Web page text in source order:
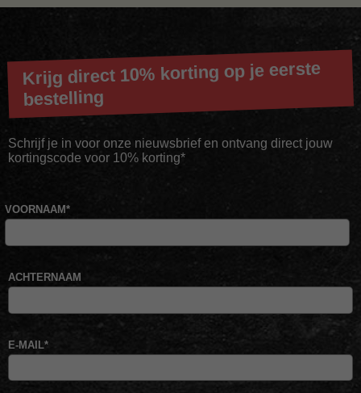
Krijg direct 10% korting op je eerste
bestelling
Schrijf je in voor onze nieuwsbrief en ontvang direct jouw
kortingscode voor 10% korting*
VOORNAAM*
ACHTERNAAM
E-MAIL*